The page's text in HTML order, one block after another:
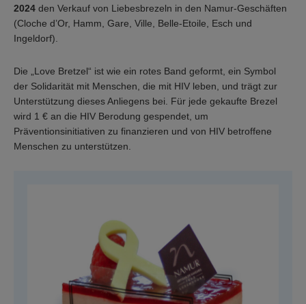
2024 den Verkauf von Liebesbrezeln in den Namur-Geschäften
(Cloche d’Or, Hamm, Gare, Ville, Belle-Etoile, Esch und
Ingeldorf).
Die „Love Bretzel“ ist wie ein rotes Band geformt, ein Symbol
der Solidarität mit Menschen, die mit HIV leben, und trägt zur
Unterstützung dieses Anliegens bei. Für jede gekaufte Brezel
wird 1 € an die HIV Berodung gespendet, um
Präventionsinitiativen zu finanzieren und von HIV betroffene
Menschen zu unterstützen.